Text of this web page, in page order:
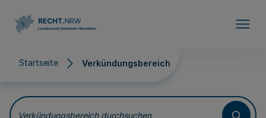
Startseite Verkündungsbereich
Verkündungsbereich